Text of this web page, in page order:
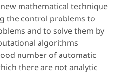
mathematical technique
the control problems to
and to solve them by
algorithms
number of automatic
there are not analytic